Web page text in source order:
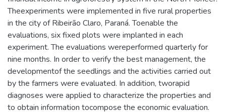
Theexperiments were implemented in five rural properties
in the city of Ribeirão Claro, Paraná. Toenable the
evaluations, six fixed plots were implanted in each
experiment. The evaluations wereperformed quarterly for
nine months. In order to verify the best management, the
developmentof the seedlings and the activities carried out
by the farmers were evaluated. In addition, tworapid
diagnoses were applied to characterize the properties and
to obtain information tocompose the economic evaluation.